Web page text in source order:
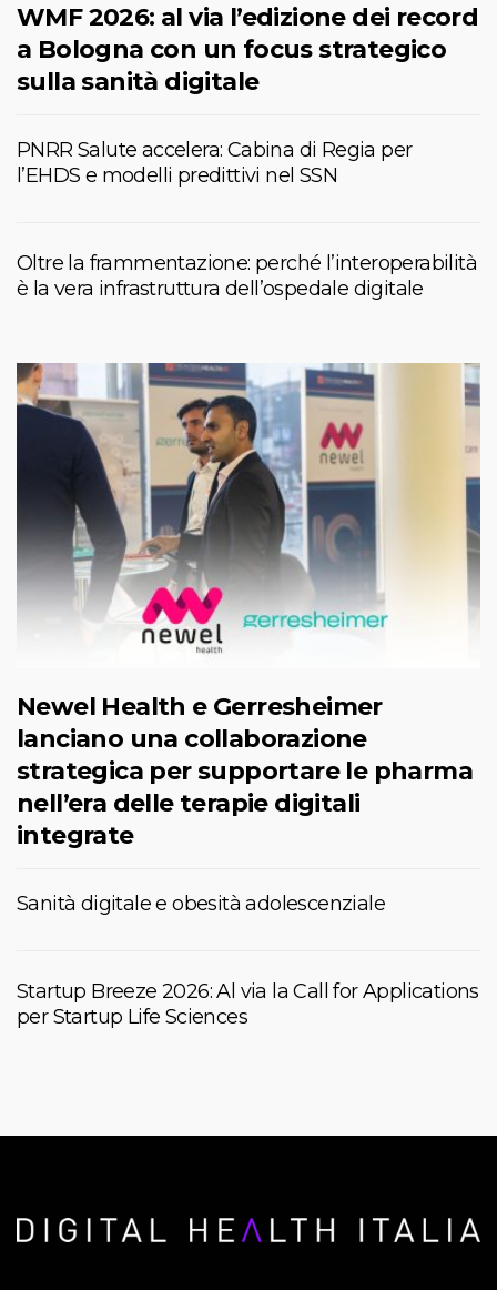
WMF 2026: al via l’edizione dei record
a Bologna con un focus strategico
sulla sanità digitale
PNRR Salute accelera: Cabina di Regia per
l’EHDS e modelli predittivi nel SSN
Oltre la frammentazione: perché l’interoperabilità
è la vera infrastruttura dell’ospedale digitale
Newel Health e Gerresheimer
lanciano una collaborazione
strategica per supportare le pharma
nell’era delle terapie digitali
integrate
Sanità digitale e obesità adolescenziale
Startup Breeze 2026: Al via la Call for Applications
per Startup Life Sciences